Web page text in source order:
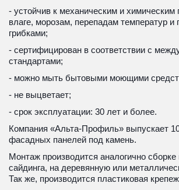
- устойчив к механическим и химическим
влаге, морозам, перепадам температур и
грибками;
- сертифицирован в соответствии с
стандартами;
- можно мыть бытовыми моющими
- не выцветает;
- срок эксплуатации: 30 лет и более.
Компания «Альта-Профиль» выпускает
фасадных панелей под камень.
Монтаж производится аналогично сборке
сайдинга, на деревянную или
Так же, производится пластиковая